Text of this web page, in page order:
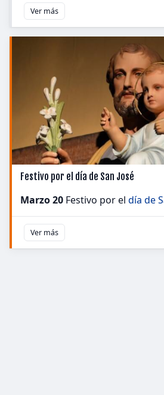
Ver más
Festivo por el día de San José
Marzo 20 Festivo por el día de
Ver más